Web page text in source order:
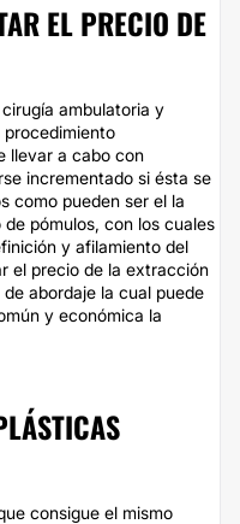
EL PRECIO DE
ambulatoria y
procedimiento
llevar a cabo con
incrementado si ésta se
como pueden ser el la
pómulos, con los cuales
y afilamiento del
el precio de la extracción
abordaje la cual puede
y económica la
consigue el mismo